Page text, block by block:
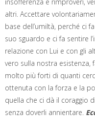
altri. Accettare
base dell’umiltà, perché ci
suo sguardo e ci fa sentire
relazione con Lui e con gli
vero sulla nostra esistenza,
molto più forti di quanti
ottenuta con la forza e la
quella che ci dà il coraggio
senza doverli annientare.